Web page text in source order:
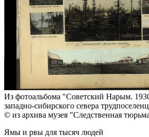
Из фотоальбома "Советский Нарым.
западно-сибирского севера
© из архива музея "Следственная
Ямы и рвы для тысяч людей